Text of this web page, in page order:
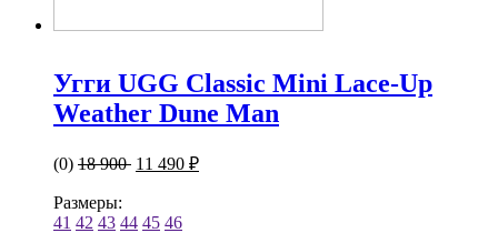
Угги UGG Classic Mini Lace-Up
Weather Dune Man
(0) 18 900 11 490 ₽
Размеры:
41 42 43 44 45 46